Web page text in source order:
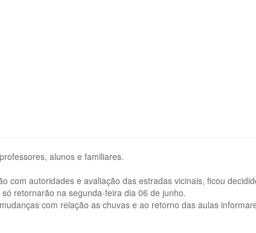
alunos e familiares.
com autoridades e avaliação das estradas vicinais, ficou
retornarão na segunda-feira dia 06 de junho.
com relação as chuvas e ao retorno das aulas